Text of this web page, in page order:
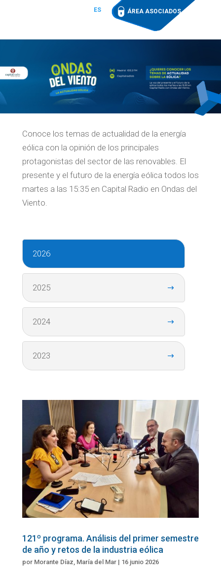
ES ÁREA ASOCIADOS
Conoce los temas de actualidad de la energía
eólica con la opinión de los principales
protagonistas del sector de las renovables. El
presente y el futuro de la energía eólica todos los
martes a las 15:35 en Capital Radio en Ondas del
Viento.
2026
2025
2024
2023
121º programa. Análisis del primer semestre
de año y retos de la industria eólica
por Morante Díaz, María del Mar| 16 junio 2026